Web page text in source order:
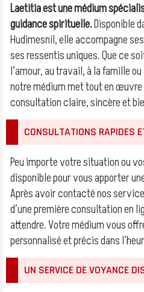
Laetitia est une médium
guidance spirituelle.Disponible
Hudimesnil, elle accompagne
ses ressentis uniques. Que ce
l’amour, au travail, à la famille
notre médium met tout en
consultation claire, sincère et
CONSULTATIONS RAPIDES
Peu importe votre situation ou
disponible pour vous apporter
Après avoir contacté nos
d’une première consultation en
attendre. Votre médium vous
personnalisé et précis dans
UN SERVICE DE VOYANCE